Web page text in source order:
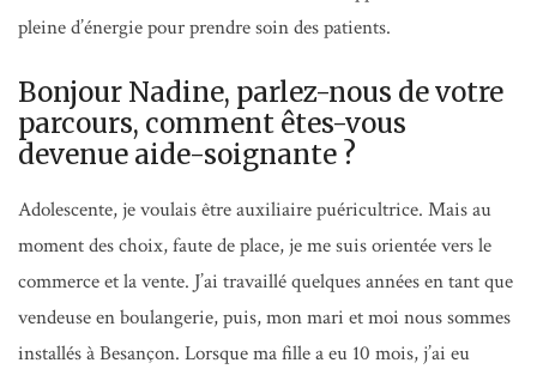
pleine d’énergie pour prendre soin des patients.
Bonjour Nadine, parlez-nous de votre
parcours, comment êtes-vous
devenue aide-soignante ?
Adolescente, je voulais être auxiliaire puéricultrice. Mais au
moment des choix, faute de place, je me suis orientée vers le
commerce et la vente. J’ai travaillé quelques années en tant que
vendeuse en boulangerie, puis, mon mari et moi nous sommes
installés à Besançon. Lorsque ma fille a eu 10 mois, j’ai eu